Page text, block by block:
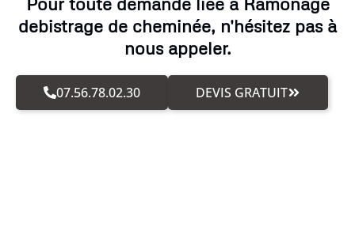
debistrage de cheminée, n'hésitez pas à
nous appeler.
07.56.78.02.30 DEVIS GRATUIT